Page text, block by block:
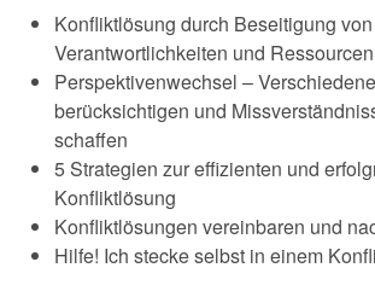
Konfliktlösung durch Beseitigung von
Verantwortlichkeiten und Ressourcen
Perspektivenwechsel –
berücksichtigen und
schaffen
5 Strategien zur effizienten und
Konfliktlösung
Konfliktlösungen vereinbaren und
Hilfe! Ich stecke selbst in einem